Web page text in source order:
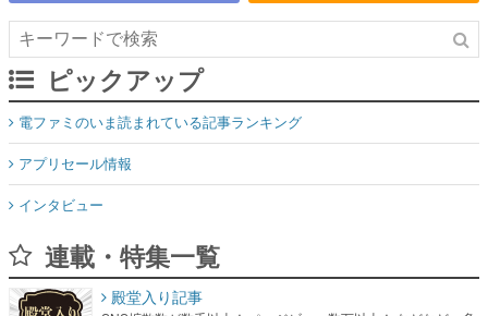
ピックアップ
電ファミのいま読まれている記事ランキング
アプリセール情報
インタビュー
連載・特集一覧
殿堂入り記事